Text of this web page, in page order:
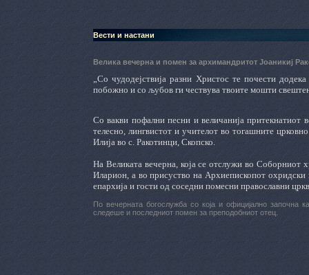
Вести и настани
Велика вечерна и помен за архимандритот Јоаникиј
„Со чудодејствија разни Христос те почести
побожно и со љубов ги чествува твоите мошти
Со вакви пофални песни и величанија притекнатиот
телесно, лингвистот и учителот во тогашните
Илија во с. Ракотинци, Скопско.
На Великата вечерна, која се отслужи во
Иларион, а во присуство на Архиепископот охридски
епархија и гости од соседни помесни православни
По вечерната богослужба со која и официјално започна
следеше и последниот помен за преподобниот отец.